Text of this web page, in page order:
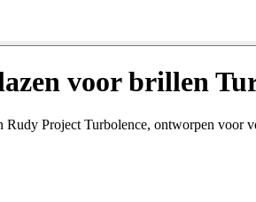
voor brillen
Rudy Project Turbolence, ontworpen voor